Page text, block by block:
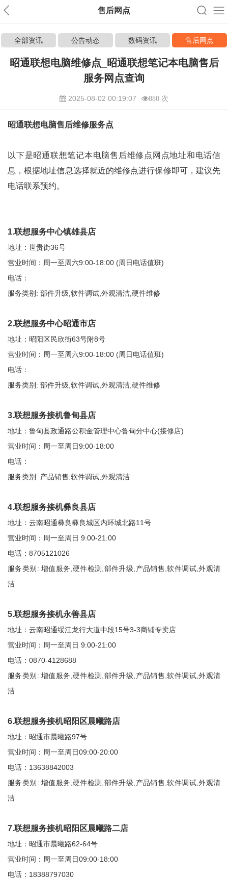
售后网点
全部资讯 公告动态 数码资讯 售后网点
昭通联想电脑维修点_昭通联想笔记本电脑售后
服务网点查询
2025-08-02 00:19:07 880 次
昭通联想电脑售后维修服务点
以下是昭通联想笔记本电脑售后维修点网点地址和电话信
息，根据地址信息选择就近的维修点进行保修即可，建议先
电话联系预约。
1.联想服务中心镇雄县店
地址：世贵街36号
营业时间：周一至周六9:00-18:00 (周日电话值班)
电话：
服务类别: 部件升级,软件调试,外观清洁,硬件维修
2.联想服务中心昭通市店
地址：昭阳区民欣街63号附8号
营业时间：周一至周六9:00-18:00 (周日电话值班)
电话：
服务类别: 部件升级,软件调试,外观清洁,硬件维修
3.联想服务接机鲁甸县店
地址：鲁甸县政通路公积金管理中心鲁甸分中心(接修店)
营业时间：周一至周日9:00-18:00
电话：
服务类别: 产品销售,软件调试,外观清洁
4.联想服务接机彝良县店
地址：云南昭通彝良彝良城区内环城北路11号
营业时间：周一至周日 9:00-21:00
电话：8705121026
服务类别: 增值服务,硬件检测,部件升级,产品销售,软件调试,外观清
洁
5.联想服务接机永善县店
地址：云南昭通绥江龙行大道中段15号3-3商铺专卖店
营业时间：周一至周日 9:00-21:00
电话：0870-4128688
服务类别: 增值服务,硬件检测,部件升级,产品销售,软件调试,外观清
洁
6.联想服务接机昭阳区晨曦路店
地址：昭通市晨曦路97号
营业时间：周一至周日09:00-20:00
电话：13638842003
服务类别: 增值服务,硬件检测,部件升级,产品销售,软件调试,外观清
洁
7.联想服务接机昭阳区晨曦路二店
地址：昭通市晨曦路62-64号
营业时间：周一至周日09:00-18:00
电话：18388797030